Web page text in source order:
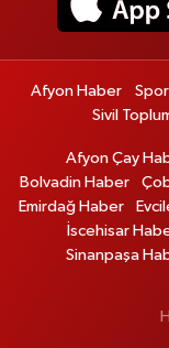
Afyon Haber Spor
Sivil
Afyon Çay
Bolvadin Haber
Emirdağ Haber
İscehisar
Sinanpaşa